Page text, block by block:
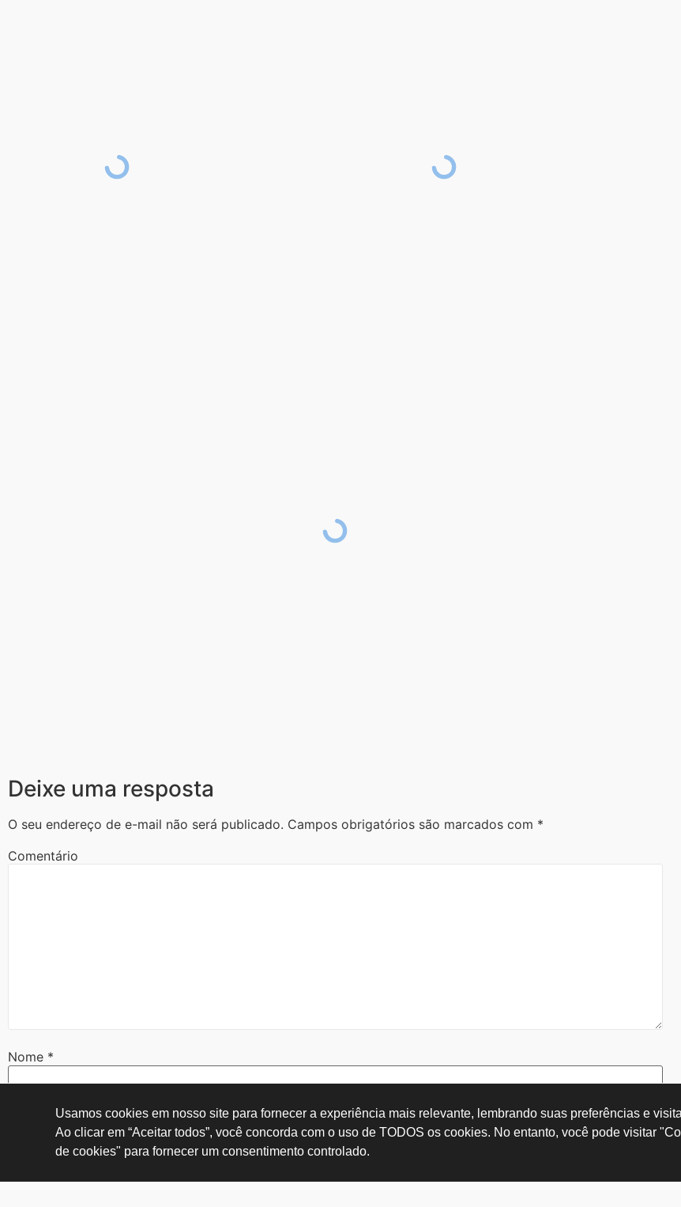
Deixe uma resposta
O seu endereço de e-mail não será publicado. Campos obrigatórios são marcados com *
Comentário
Nome *
Site
Usamos cookies em nosso site para fornecer a experiência mais relevante, lembrando suas preferências e
Ao clicar em “Aceitar todos”, você concorda com o uso de TODOS os cookies. No entanto, você pode visitar
de cookies" para fornecer um consentimento controlado.